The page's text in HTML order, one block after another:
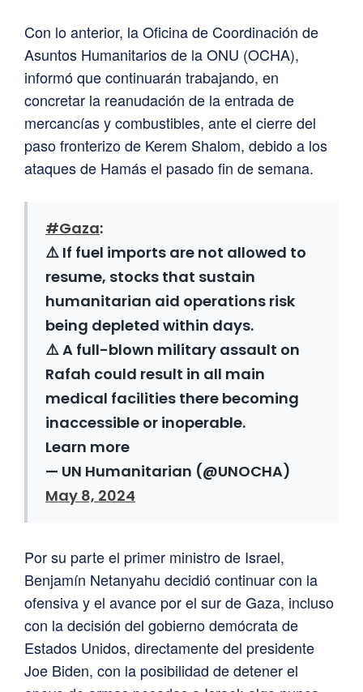
Con lo anterior, la Oficina de Coordinación de
Asuntos Humanitarios de la ONU (OCHA),
informó que continuarán trabajando, en
concretar la reanudación de la entrada de
mercancías y combustibles, ante el cierre del
paso fronterizo de Kerem Shalom, debido a los
ataques de Hamás el pasado fin de semana.
#Gaza:
⚠️ If fuel imports are not allowed to
resume, stocks that sustain
humanitarian aid operations risk
being depleted within days.
⚠️ A full-blown military assault on
Rafah could result in all main
medical facilities there becoming
inaccessible or inoperable.
Learn more
— UN Humanitarian (@UNOCHA)
May 8, 2024
Por su parte el primer ministro de Israel,
Benjamín Netanyahu decidió continuar con la
ofensiva y el avance por el sur de Gaza, incluso
con la decisión del gobierno demócrata de
Estados Unidos, directamente del presidente
Joe Biden, con la posibilidad de detener el